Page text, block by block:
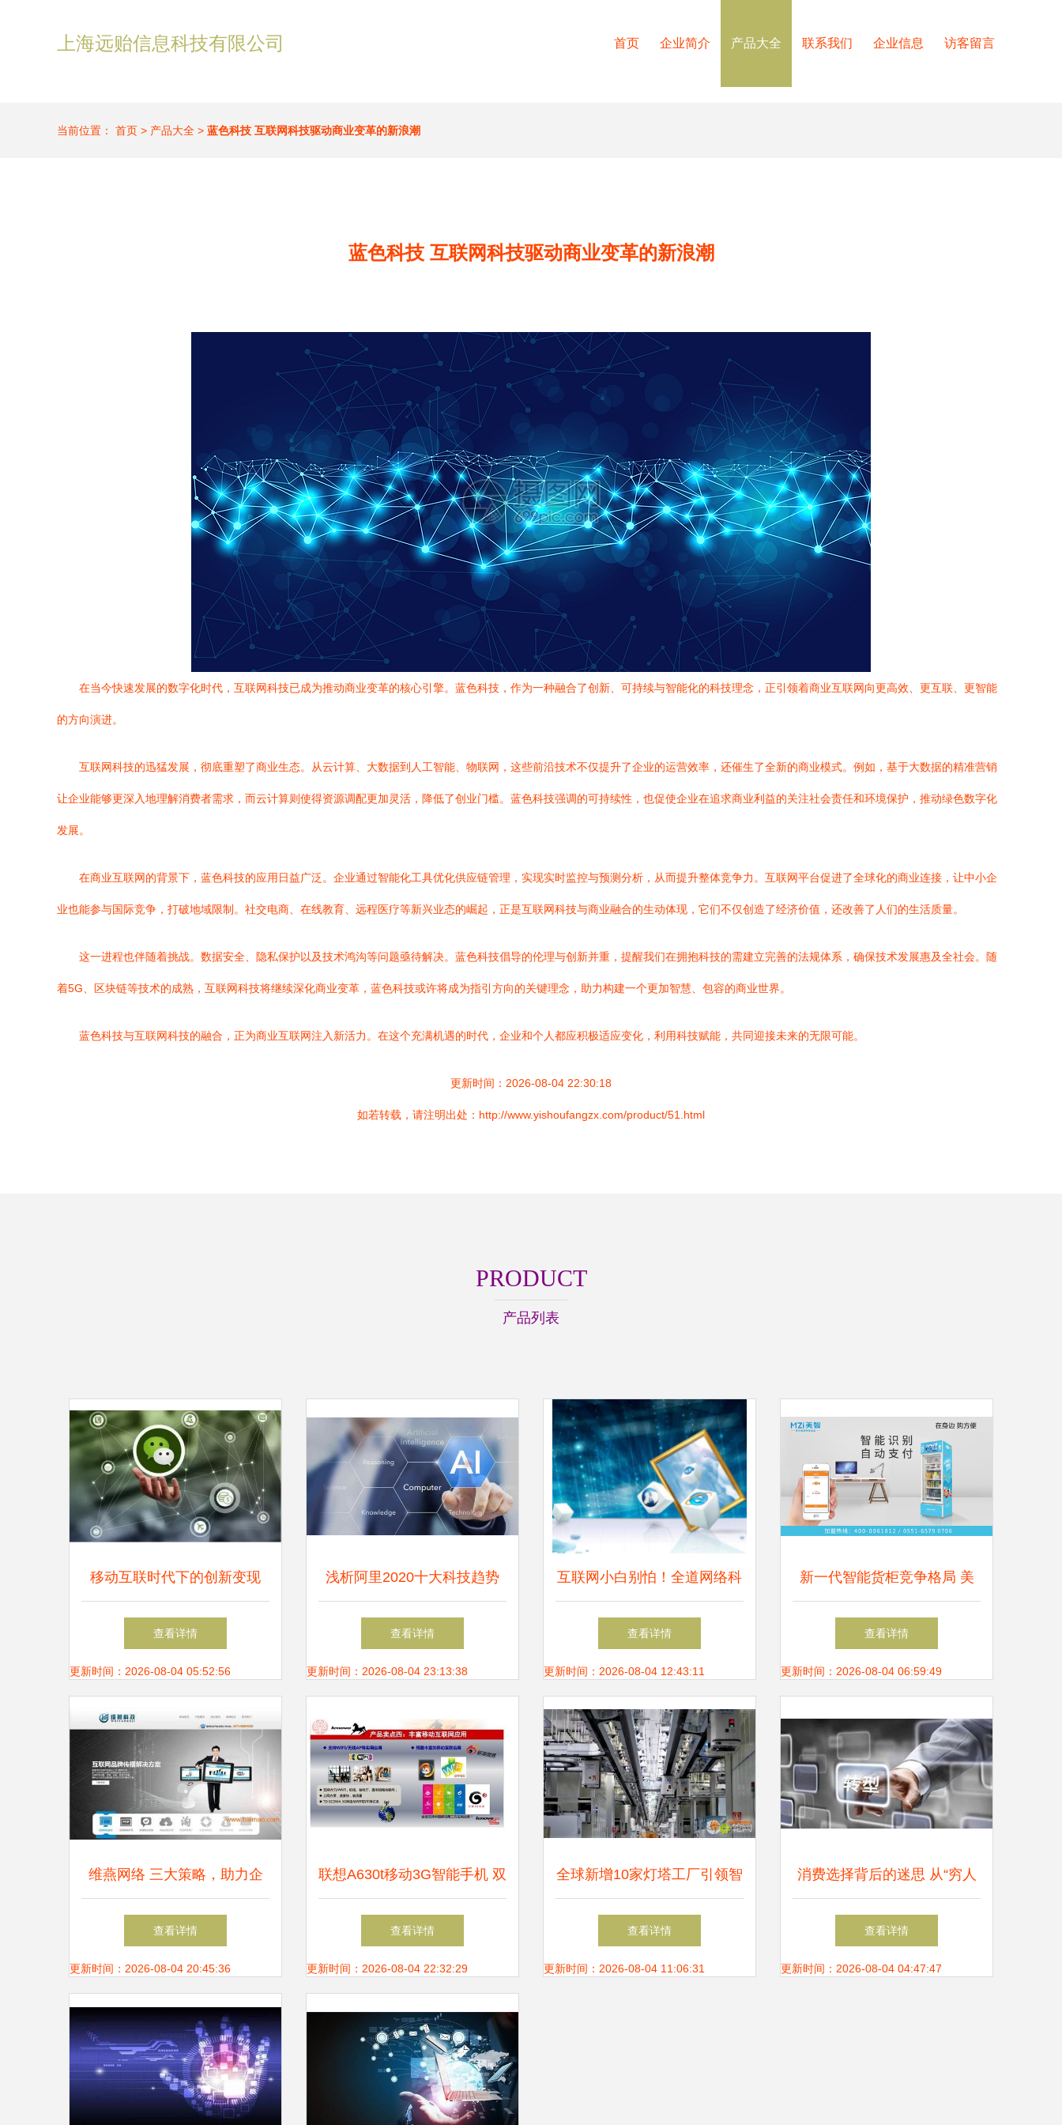
上海远贻信息科技有限公司 首页 企业简介 产品大全 联系我们 企业信息 访客留言
当前位置： 首页 > 产品大全 > 蓝色科技 互联网科技驱动商业变革的新浪潮
蓝色科技 互联网科技驱动商业变革的新浪潮
在当今快速发展的数字化时代，互联网科技已成为推动商业变革的核心引擎。蓝色科技，作为一种融合了创新、可持续与智能化的科技理念，正引领着商业互联网向更高效、更互联、更智能
的方向演进。
互联网科技的迅猛发展，彻底重塑了商业生态。从云计算、大数据到人工智能、物联网，这些前沿技术不仅提升了企业的运营效率，还催生了全新的商业模式。例如，基于大数据的精准营销
让企业能够更深入地理解消费者需求，而云计算则使得资源调配更加灵活，降低了创业门槛。蓝色科技强调的可持续性，也促使企业在追求商业利益的关注社会责任和环境保护，推动绿色数字化
发展。
在商业互联网的背景下，蓝色科技的应用日益广泛。企业通过智能化工具优化供应链管理，实现实时监控与预测分析，从而提升整体竞争力。互联网平台促进了全球化的商业连接，让中小企
业也能参与国际竞争，打破地域限制。社交电商、在线教育、远程医疗等新兴业态的崛起，正是互联网科技与商业融合的生动体现，它们不仅创造了经济价值，还改善了人们的生活质量。
这一进程也伴随着挑战。数据安全、隐私保护以及技术鸿沟等问题亟待解决。蓝色科技倡导的伦理与创新并重，提醒我们在拥抱科技的需建立完善的法规体系，确保技术发展惠及全社会。随
着5G、区块链等技术的成熟，互联网科技将继续深化商业变革，蓝色科技或许将成为指引方向的关键理念，助力构建一个更加智慧、包容的商业世界。
蓝色科技与互联网科技的融合，正为商业互联网注入新活力。在这个充满机遇的时代，企业和个人都应积极适应变化，利用科技赋能，共同迎接未来的无限可能。
更新时间：2026-08-04 22:30:18
如若转载，请注明出处：http://www.yishoufangzx.com/product/51.html
PRODUCT
产品列表
移动互联时代下的创新变现
山东创尔科技如何以三大模式
撬动小程序盈利蓝海
查看详情
更新时间：2026-08-04 05:52:56
浅析阿里2020十大科技趋势
AI与互联网的进化之路
查看详情
更新时间：2026-08-04 23:13:38
互联网小白别怕！全道网络科
技教您如何慧眼识珠，选对网
站建设公司
查看详情
更新时间：2026-08-04 12:43:11
新一代智能货柜竞争格局 美
智科技以月产万台规模领跑行
业
查看详情
更新时间：2026-08-04 06:59:49
维燕网络 三大策略，助力企
业网站从生产厂家到行业标杆
脱颖而出
查看详情
更新时间：2026-08-04 20:45:36
联想A630t移动3G智能手机 双
核双卡双模的经典商务之选
查看详情
更新时间：2026-08-04 22:32:29
全球新增10家灯塔工厂引领智
造新浪潮，美的、施耐德、阿
里等巨头领衔
查看详情
更新时间：2026-08-04 11:06:31
消费选择背后的迷思 从“穷人
用苹果，富人用华为”看科技
产品的社会符号
查看详情
更新时间：2026-08-04 04:47:47